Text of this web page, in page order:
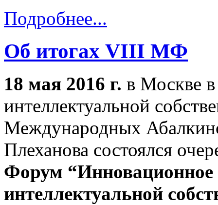
Подробнее...
Об итогах VIII МФ
18 мая 2016 г. в Москве
интеллектуальной
Международных
Плеханова состоялся
Форум “Инновационное
интеллектуальной